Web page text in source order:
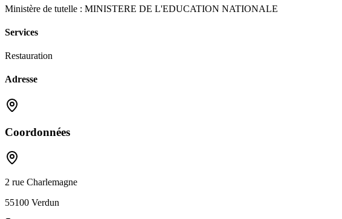
Ministère de tutelle : MINISTERE DE L'EDUCATION NATIONALE
Services
Restauration
Adresse
Coordonnées
2 rue Charlemagne
55100 Verdun